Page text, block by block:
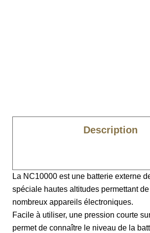
Description
La NC10000 est une batterie externe
spéciale hautes altitudes permettant
nombreux appareils électroniques.
Facile à utiliser, une pression courte
permet de connaître le niveau de la